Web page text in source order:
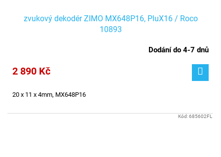
zvukový dekodér ZIMO MX648P16, PluX16 / Roco
10893
Dodání do 4-7 dnů
2 890 Kč
20 x 11 x 4mm, MX648P16
Kód:685602FL